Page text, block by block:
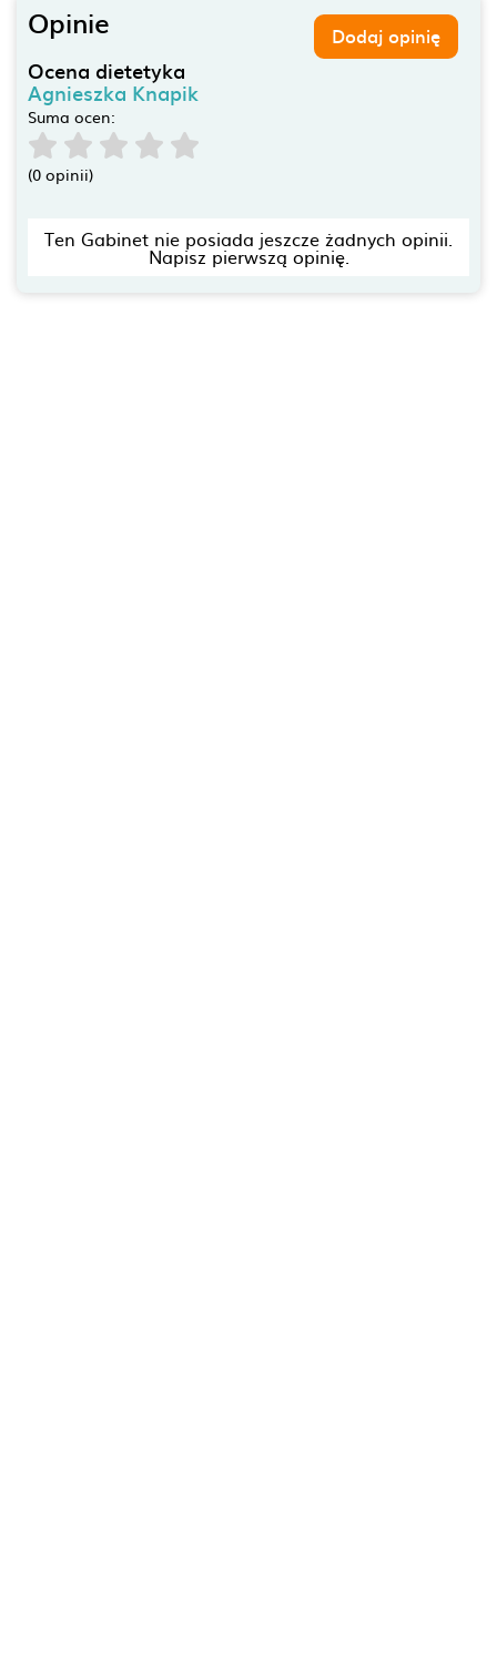
Opinie Dodaj opinię
Ocena dietetyka
Agnieszka Knapik
Suma ocen:
(0 opinii)
Ten Gabinet nie posiada jeszcze żadnych opinii.
Napisz pierwszą opinię.